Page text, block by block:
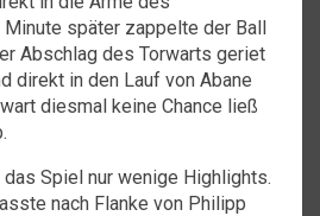
Minute später zappelte der Ball
Abschlag des Torwarts geriet
direkt in den Lauf von Abane
diesmal keine Chance ließ
das Spiel nur wenige Highlights.
nach Flanke von Philipp